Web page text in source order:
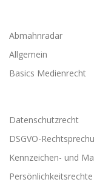
Abmahnradar
Allgemein
Basics Medienrecht
Datenschutzrecht
DSGVO-
Kennzeichen- und
Persönlichkeitsrechte